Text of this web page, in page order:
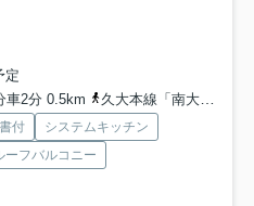
定
車2分 0.5km
久大本線「南大分」駅 徒歩33分車8分 2.9km
付
システムキッチン
ーフバルコニー